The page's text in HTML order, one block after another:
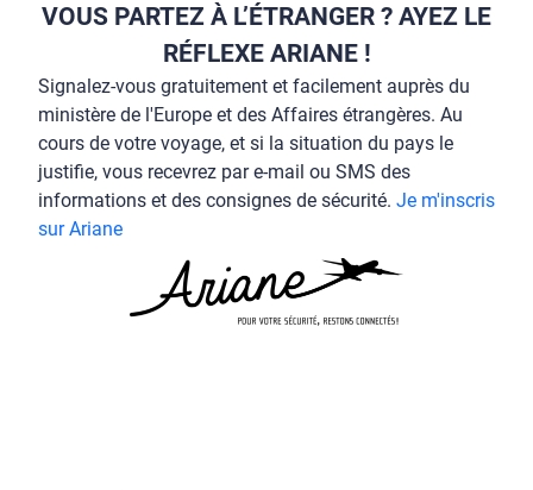
VOUS PARTEZ À L’ÉTRANGER ? AYEZ LE
RÉFLEXE ARIANE !
Signalez-vous gratuitement et facilement auprès du
ministère de l'Europe et des Affaires étrangères. Au
cours de votre voyage, et si la situation du pays le
justifie, vous recevrez par e-mail ou SMS des
informations et des consignes de sécurité. Je m'inscris
sur Ariane